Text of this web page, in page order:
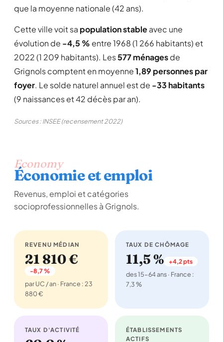
que la moyenne nationale (42 ans).
Cette ville voit sa population stableavec une
évolution de -4,5 % entre 1968 (1 266 habitants) et
2022 (1 209 habitants). Les577 ménagesde
Grignols comptent en moyenne1,89 personnes par
foyer. Le solde naturel annuel est de -33 habitants
(9 naissances et 42 décès par an).
Sources : INSEE (recensement 2022)
Economy
Économie et emploi
Revenus, emploi et catégories
socioprofessionnelles à Grignols.
REVENU MÉDIAN
21 810 €
-8,7 %
par UC / an · France : 23
880 €
TAUX DE CHÔMAGE
11,5 % +4,2 pts
des 15-64 ans · France :
7,3 %
TAUX D'ACTIVITÉ
ÉTABLISSEMENTS
ACTIFS